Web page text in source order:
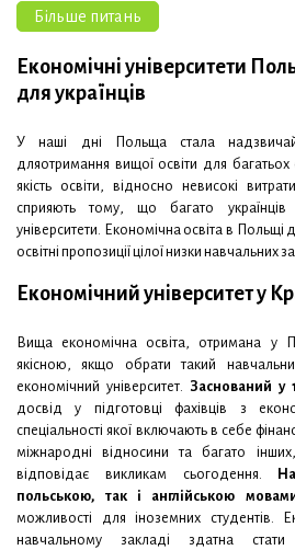
Більше питань
Економічні університети
для українців
У наші дні Польща стала
дляотримання вищої освіти для багатьох
якість освіти, відносно невисокі
сприяють тому, що багато
університети. Економічна освіта в Польщі
освітні пропозиції цілої низки навчальних
Економічний університет у
Вища економічна освіта, отримана у
якісною, якщо обрати такий
економічний університет. Заснований у
досвід у підготовці фахівців з
спеціальності якої включають в себе
міжнародні відносини та багато
відповідає викликам сьогодення.
польською, так і англійською
можливості для іноземних студентів.
навчальному закладі здатна